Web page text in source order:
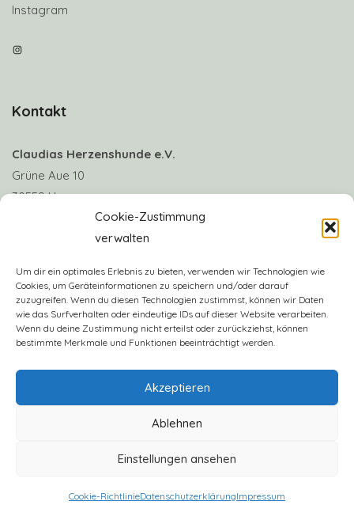
Cookie-Zustimmung
verwalten
Um dir ein optimales Erlebnis zu bieten, verwenden wir Technologien wie
Cookies, um Geräteinformationen zu speichern und/oder darauf
zuzugreifen. Wenn du diesen Technologien zustimmst, können wir Daten
wie das Surfverhalten oder eindeutige IDs auf dieser Website verarbeiten.
Wenn du deine Zustimmung nicht erteilst oder zurückziehst, können
bestimmte Merkmale und Funktionen beeinträchtigt werden.
Akzeptieren
Ablehnen
Einstellungen ansehen
Cookie-RichtlinieDatenschutzerklärungImpressum
Instagram
Instagram
Kontakt
Claudias Herzenshunde e.V.
Grüne Aue 10
30559 Hannover
Telefon: +49 170 8063922
Vereinskonto: Deutsche Skatbank
IBAN: DE57 8306 5408 0005 3406 16
BIC: GENODEF1SLR